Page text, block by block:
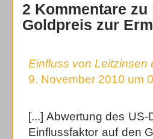
2 Kommentare
Goldpreis zur
Einfluss von Leitzinsen
9. November 2010 um
[...] Abwertung des
Einflussfaktor auf den